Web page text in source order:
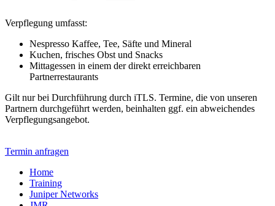
Verpflegung umfasst:
Nespresso Kaffee, Tee, Säfte und Mineral
Kuchen, frisches Obst und Snacks
Mittagessen in einem der direkt erreichbaren
Partnerrestaurants
Gilt nur bei Durchführung durch iTLS. Termine, die von unseren
Partnern durchgeführt werden, beinhalten ggf. ein abweichendes
Verpflegungsangebot.
Termin anfragen
Home
Training
Juniper Networks